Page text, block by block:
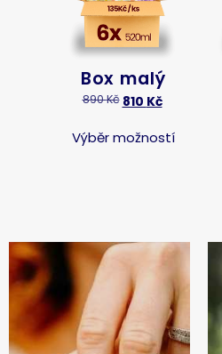
Box malý
890Kč 810 Kč
Výběr možností